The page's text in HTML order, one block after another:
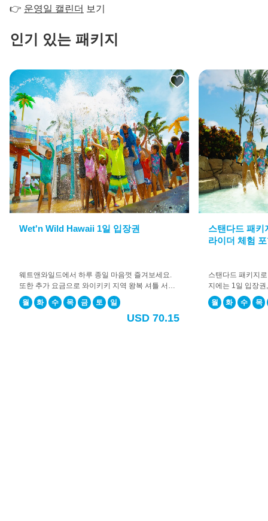
👉 운영일 캘린더 보기
인기 있는 패키지
Wet'n Wild Hawaii 1일 입장권
웨트앤와일드에서 하루 종일 마음껏 즐겨보세요.
또한 추가 요금으로 와이키키 지역 왕복 셔틀 서비
스를 추가하실 수 있습니다. 왕복 셔틀 서비스를 추
가하시면 처음 방문하시는 분들도 안심하고 편하게
월 화 수 목 금 토 일
USD 70.15
스탠다드 패키
라이더 체험
스탠다드 패키지
지에는 1일 입장
플로우라이더 체
가 요금으로 와이
월 화 수 목
안
하
세
요,
저
는
당
신
의
AI
컨
시
어
입
오
늘
무
엇